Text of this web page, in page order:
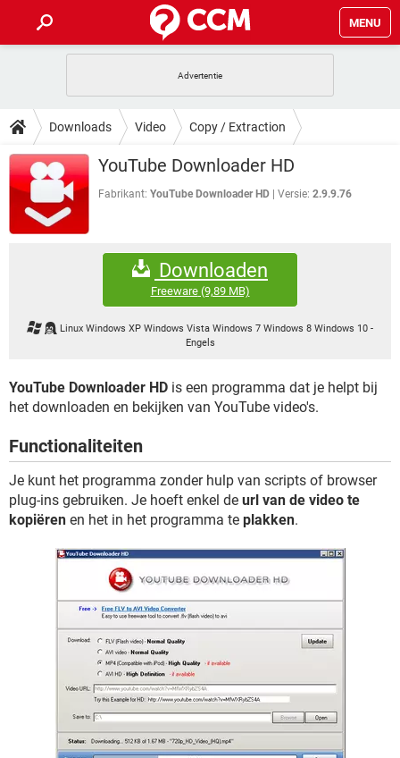
MENU
INSTAGRAM WINDOWS 10
NETFLIX CORONAVIRUS
GRATIS SNAPCHAT
TIKTOK
HOW-TO
VIDEOBELLEN
INSTAGRAM
NETFLIX
DOWNLOADS
VIDEOBELLEN GAMES
INSTAGRAM
CORONAVIRUS
SNAPCHAT
FORUM
WINDOWS 10
CORONAVIRUS
GRATIS SNAPCHAT
GAMES
CORONAVIRUS
TIKTOK
Downloads Video Copy / Extraction
YouTube Downloader HD
Fabrikant: YouTube Downloader HD Versie: 2.9.9.76
Downloaden
Freeware(9,89 MB)
Linux Windows XP Windows Vista Windows 7 Windows 8 Windows 10-
Engels
YouTube Downloader HD is een programma dat je helpt bij
het downloaden en bekijken van YouTube video's.
Functionaliteiten
Je kunt het programma zonder hulp van scripts of browser
plug-ins gebruiken. Je hoeft enkel de url van de video te
kopiëren en het in het programma te plakken.